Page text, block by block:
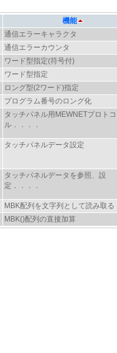
機能
通信エラーキャラクタ
通信エラーカウンタ
ワード型指定(符号付)
ワード型指定
ロング型(2ワード)指定
プログラム番号のロング化
タッチパネル用MEWNETプロトコ
ル．．．．
タッチパネルデータ設定
タッチパネルデータを参照、設
定．．．．
MBK配列を文字列として読み取る
MBK()配列の直接加算